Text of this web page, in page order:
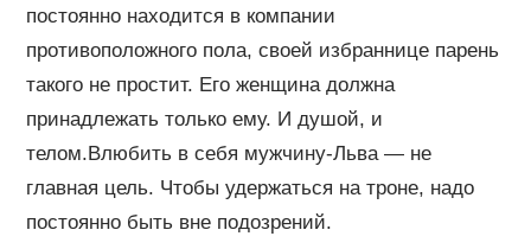
постоянно находится в компании
противоположного пола, своей избраннице парень
такого не простит. Его женщина должна
принадлежать только ему. И душой, и
телом.Влюбить в себя мужчину-Льва — не
главная цель. Чтобы удержаться на троне, надо
постоянно быть вне подозрений.